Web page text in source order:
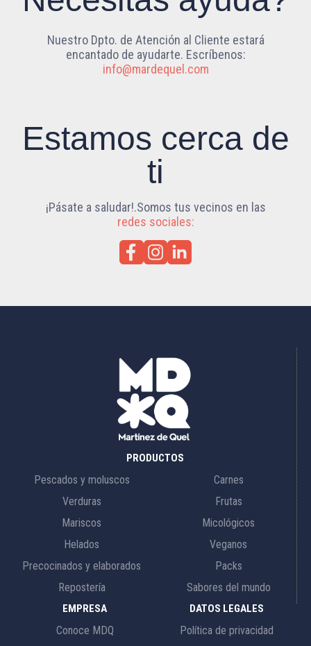
Nuestro Dpto. de Atención al Cliente estará
encantado de ayudarte. Escríbenos:
info@mardequel.com
Estamos cerca de
ti
¡Pásate a saludar!.Somos tus vecinos en las
redes sociales:
PRODUCTOS
Pescados y moluscos
Verduras
Mariscos
Helados
Precocinados y elaborados
Repostería
Carnes
Frutas
Micológicos
Veganos
Packs
Sabores del mundo
EMPRESA
Conoce MDQ
DATOS LEGALES
Política de privacidad